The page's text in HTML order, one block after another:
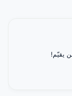
يقيّم!